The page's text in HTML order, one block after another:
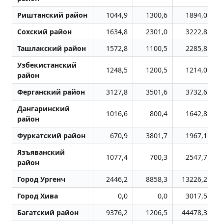
Риштанский район
1044,9 1300,6
1894,0
Сохский район
1634,8 2301,0
3222,8
Ташлакский район
1572,8 1100,5
2285,8
Узбекистанский
район
1248,5 1200,5 1214,0
Ферганский район 3127,8 3501,6
3732,6
Дангаринский
район
1016,6 800,4 1642,8
Фуркатский район 670,9 3801,7
1967,1
Язъяванский
район
1077,4 700,3 2547,7
Город Ургенч 2446,2 8858,3
13226,2
Город Хива
0,0 0,0
3017,5
Багатский район
9376,2 1206,5
44478,3